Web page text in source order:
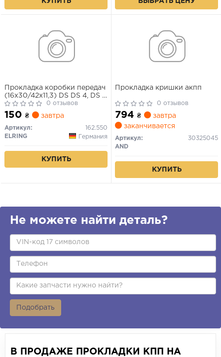
Прокладка коробки передач
(16x30/42x11,3) DS DS 4, DS 5
VOLVO C30, S40 II, S60 II,
S80 II, V40, V50, V60 I, V70
III CITROEN BERLINGO,
BERLINGO MULTISPACE, BX,
C15, C2, C25, C3 I 1.1-3.0 10.82-
0 отзывов
150 ₴ завтра
Артикул:
162.550
ELRING
Германия
КУПИТЬ
Прокладка кришки акпп
0 отзывов
794 ₴
завтра
заканчивается
Артикул:
30325045
AND
КУПИТЬ
Не можете найти деталь?
Подобрать
В ПРОДАЖЕ ПРОКЛАДКИ КПП НА